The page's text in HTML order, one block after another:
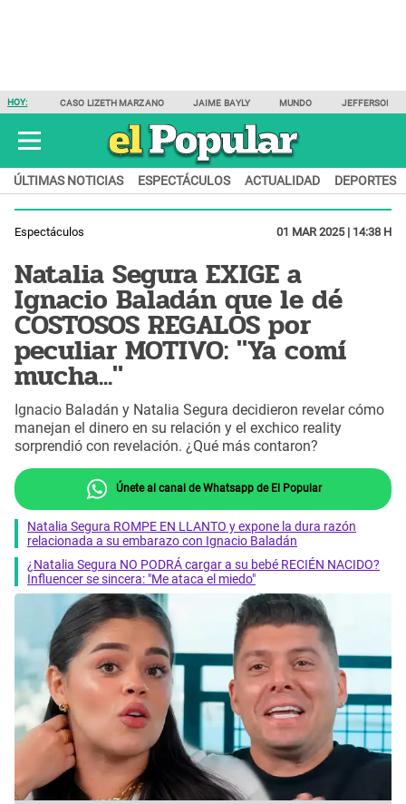
HOY: CASO LIZETH MARZANO JAIME BAYLY MUNDO JEFFERSON
ÚLTIMAS NOTICIAS ESPECTÁCULOS ACTUALIDAD DEPORTES
Espectáculos 01 MAR 2025 | 14:38 H
Natalia Segura EXIGE a
Ignacio Baladán que le dé
COSTOSOS REGALOS por
peculiar MOTIVO: "Ya comí
mucha..."
Ignacio Baladán y Natalia Segura decidieron revelar cómo
manejan el dinero en su relación y el exchico reality
sorprendió con revelación. ¿Qué más contaron?
Únete al canal de Whatsapp de El Popular
Natalia Segura ROMPE EN LLANTO y expone la dura razón
relacionada a su embarazo con Ignacio Baladán
¿Natalia Segura NO PODRÁ cargar a su bebé RECIÉN NACIDO?
Influencer se sincera: "Me ataca el miedo"